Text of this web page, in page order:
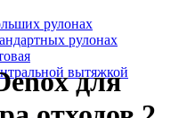
рулонах
рулонах
вытяжкой
для